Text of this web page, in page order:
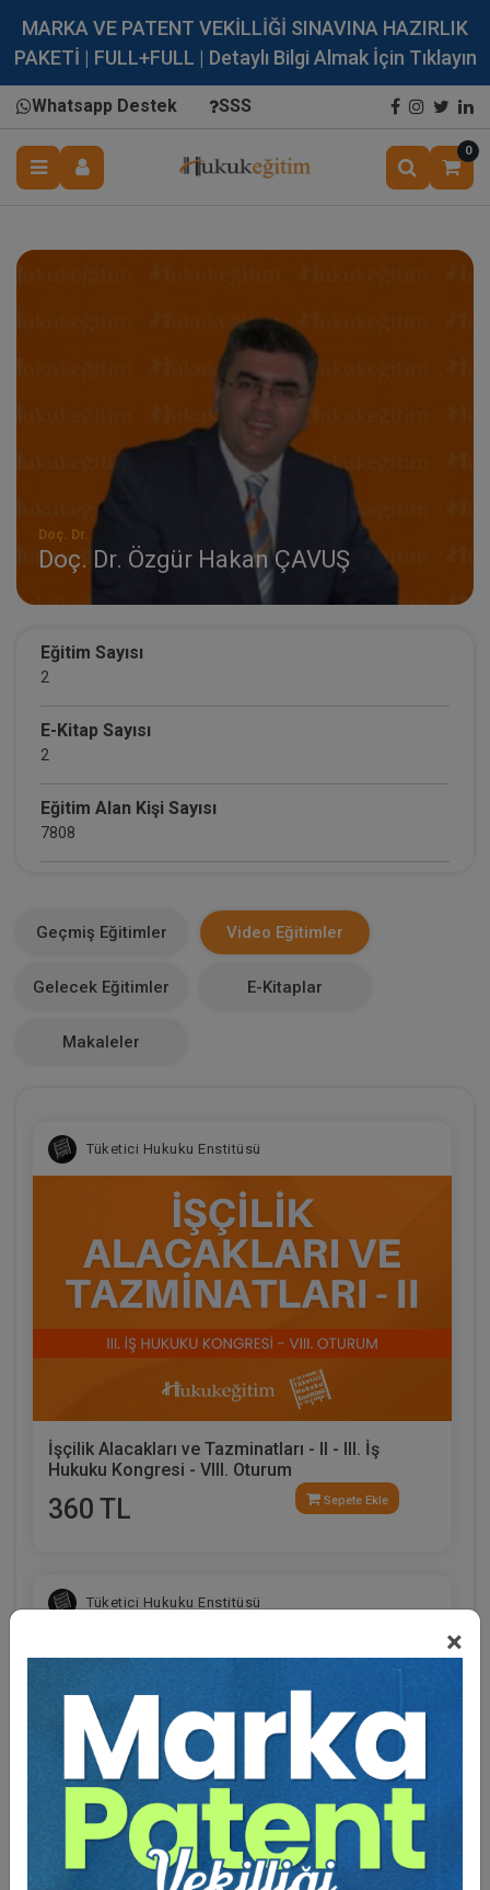
MARKA VE PATENT VEKİLLİĞİ SINAVINA HAZIRLIK
PAKETİ | FULL+FULL | Detaylı Bilgi Almak İçin Tıklayın
Whatsapp Destek SSS
0
×
Doç. Dr.
Doç. Dr. Özgür Hakan ÇAVUŞ
Eğitim Sayısı
2
E-Kitap Sayısı
2
Eğitim Alan Kişi Sayısı
7808
0
Geçmiş Eğitimler Video Eğitimler
Gelecek Eğitimler E-Kitaplar
Makaleler
Tüketici Hukuku Enstitüsü
İşçilik Alacakları ve Tazminatları - II - III. İş
Hukuku Kongresi - VIII. Oturum
360 TL Sepete Ekle
Tüketici Hukuku Enstitüsü
Eğitmen Hakkında
Sosyal Medya